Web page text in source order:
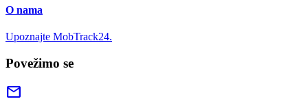
O nama
Upoznajte MobTrack24.
Povežimo se
mail